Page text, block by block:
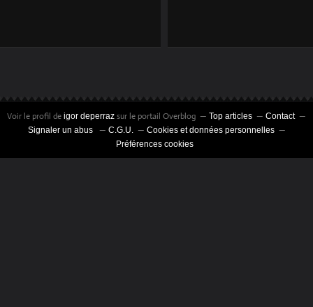
Voir le profil de igor deperraz sur le portail Overblog Top articles
Contact
Signaler un abus
C.G.U.
Cookies et données personnelles
Préférences cookies